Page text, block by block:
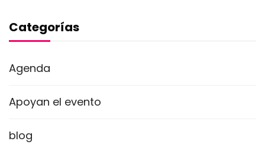
Categorías
Agenda
Apoyan el evento
blog